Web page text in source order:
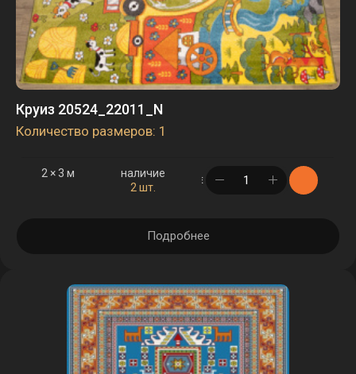
Круиз 20524_22011_N
Количество размеров: 1
2 × 3 м
наличие
2 шт.
в корзине
Подробнее